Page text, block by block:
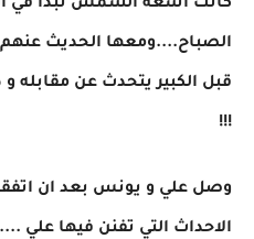
كانت اشعه الشمس تبدأ في
الصباح....ومعها الحديث
قبل الكبير يتحدث عن مقابله
!!!
وصل علي و يونس بعد ان
الاحداث التي تفنن فيها علي